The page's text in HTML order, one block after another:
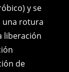
y se
una rotura
liberación
de